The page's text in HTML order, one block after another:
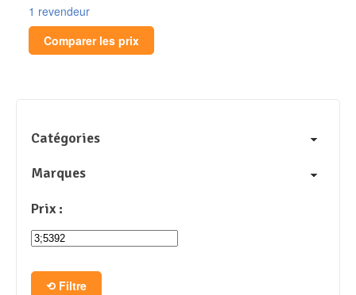
1 revendeur
Comparer les prix
Catégories
Marques
Prix :
Filtre